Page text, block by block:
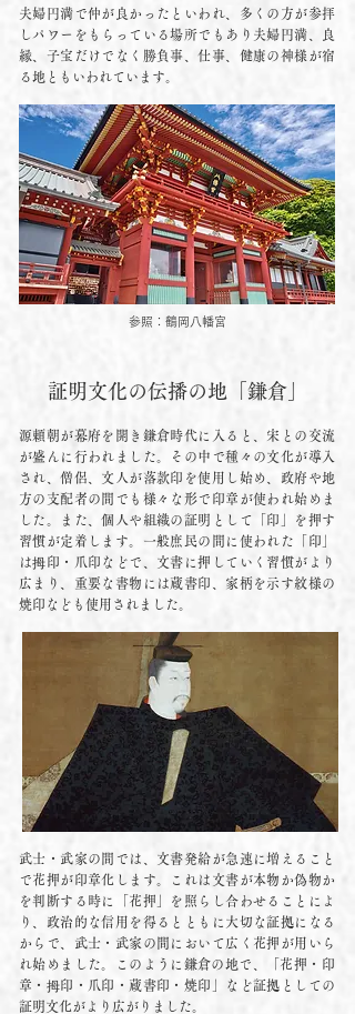
夫婦円満で仲が良かったといわれ、多くの方が参拝
しパワーをもらっている場所でもあり夫婦円満、良
縁、子宝だけでなく勝負事、仕事、健康の神様が宿
る地ともいわれています。
参照：鶴岡八幡宮
証明文化の伝播の地「鎌倉」
源頼朝が幕府を開き鎌倉時代に入ると、宋との交流
が盛んに行われました。その中で種々の文化が導入
され、僧侶、文人が落款印を使用し始め、政府や地
方の支配者の間でも様々な形で印章が使われ始めま
した。また、個人や組織の証明として「印」を押す
習慣が定着します。一般庶民の間に使われた「印」
は拇印・爪印などで、文書に押していく習慣がより
広まり、重要な書物には蔵書印、家柄を示す紋様の
焼印なども使用されました。
武士・武家の間では、文書発給が急速に増えること
で花押が印章化します。これは文書が本物か偽物か
を判断する時に「花押」を照らし合わせることによ
り、政治的な信用を得るとともに大切な証拠になる
からで、武士・武家の間において広く花押が用いら
れ始めました。​このように鎌倉の地で、「花押・印
章・拇印・爪印・蔵書印・焼印」など証拠としての
証明文化がより広がりました。